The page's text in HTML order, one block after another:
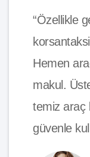
“Özellikle
Hemen
makul.
temiz araç
güvenle